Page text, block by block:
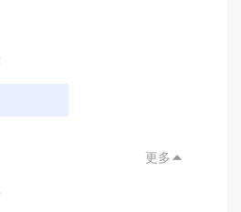
更多 